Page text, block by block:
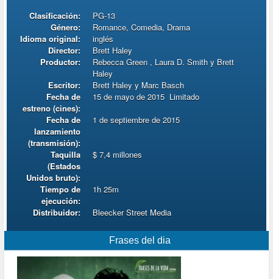
Clasificación:
PG-13
Género:
Romance, Comedia, Drama
Idioma original:
inglés
Director:
Brett Haley
Productor:
Rebecca Green , Laura D. Smith y Brett
Haley
Escritor:
Brett Haley y Marc Basch
Fecha de
estreno (cines):
15 de mayo de 2015 Limitado
Fecha de
lanzamiento
(transmisión):
1 de septiembre de 2015
Taquilla
(Estados
Unidos bruto):
$ 7,4 millones
Tiempo de
ejecución:
1h 25m
Distribuidor:
Bleecker Street Media
Frases del dia